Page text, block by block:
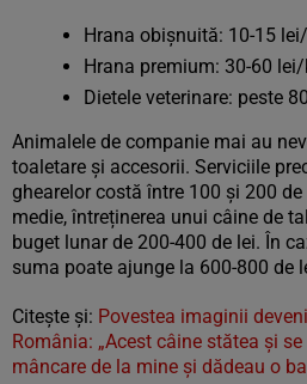
Hrana obișnuită: 10-15
Hrana premium: 30-60
Dietele veterinare: peste
Animalele de companie mai au
toaletare și accesorii. Serviciile
ghearelor costă între 100 și 200
medie, întreținerea unui câine de
buget lunar de 200-400 de lei. În
suma poate ajunge la 600-800 de
Citește și: Povestea imaginii
România: „Acest câine stătea și
mâncare de la mine și dădeau o